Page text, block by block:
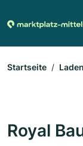
Startseite
Royal